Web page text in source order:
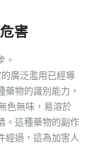
害
。
廣泛濫用已經導
物的識別能力，
色無味，易溶於
。這種藥物的副作
經過，這為加害人